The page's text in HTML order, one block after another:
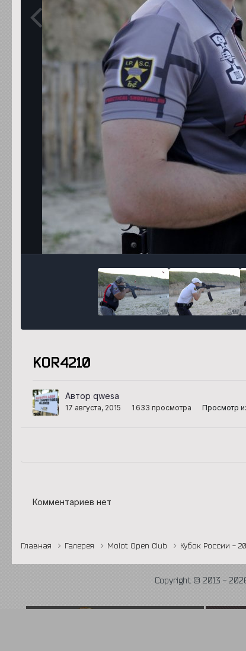
KOR4210
Автор qwesa
17 августа, 2015 1 633 просмотра Просмотр
Комментариев нет
Главная Галерея Molot Open Club Кубок России -
Copyright © 2013 -